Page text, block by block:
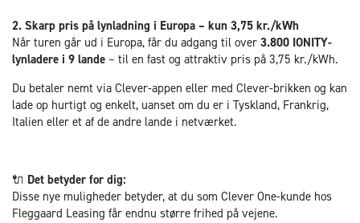
2. Skarp pris på lynladning i Europa – kun 3,75 kr./kWh
Når turen går ud i Europa, får du adgang til over 3.800 IONITY-
lynladere i 9 lande – til en fast og attraktiv pris på 3,75 kr./kWh.
Du betaler nemt via Clever-appen eller med Clever-brikken og kan
lade op hurtigt og enkelt, uanset om du er i Tyskland, Frankrig,
Italien eller et af de andre lande i netværket.
🔌 Det betyder for dig:
Disse nye muligheder betyder, at du som Clever One-kunde hos
Fleggaard Leasing får endnu større frihed på vejene.